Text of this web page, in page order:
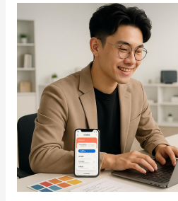
增长俱乐部
增长俱乐部
商家社区 社群
合作共进
入驻有赞 认证
认证服务商 设计